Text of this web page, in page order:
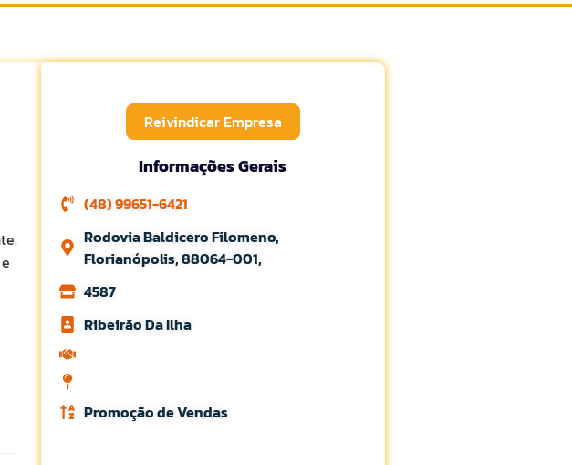
Reivindicar Empresa
Informações Gerais
(48) 99651-6421
Rodovia Baldicero Filomeno,
Florianópolis, 88064-001,
4587
Ribeirăo Da Ilha
Promoção de Vendas